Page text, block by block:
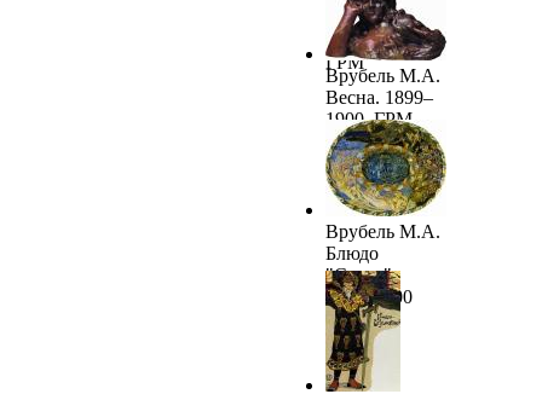
(Волхова).
1899–1900.
ГРМ
Врубель М.А.
Весна. 1899–
1900. ГРМ
Врубель М.А.
Блюдо
"Садко".
1899–1900